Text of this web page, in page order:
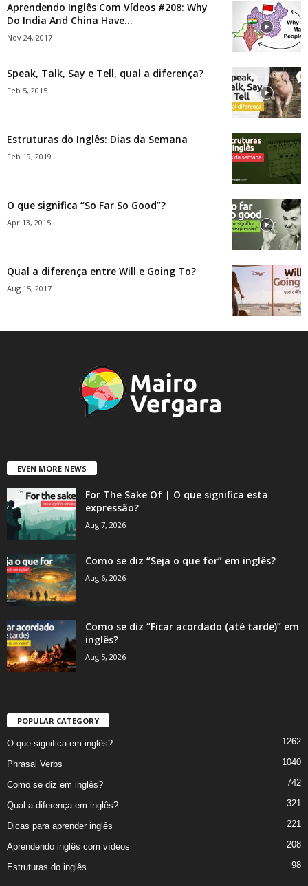
Aprendendo Inglês Com Vídeos #208: Why
Do India And China Have...
Nov 24, 2017
Speak, Talk, Say e Tell, qual a diferença?
Feb 5, 2015
Estruturas do Inglês: Dias da Semana
Feb 19, 2019
O que significa “So Far So Good”?
Apr 13, 2015
Qual a diferença entre Will e Going To?
Aug 15, 2017
EVEN MORE NEWS
For The Sake Of | O que significa esta
expressão?
Aug 7, 2026
Como se diz “Seja o que for” em inglês?
Aug 6, 2026
Como se diz “Ficar acordado (até tarde)” em
inglês?
Aug 5, 2026
POPULAR CATEGORY
O que significa em inglês? 1262
Phrasal Verbs 1040
Como se diz em inglês? 742
Qual a diferença em inglês? 321
Dicas para aprender inglês 221
Aprendendo inglês com vídeos 208
Estruturas do inglês 98